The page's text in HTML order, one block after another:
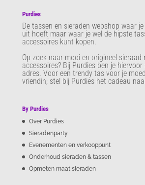
Purdies
De tassen en sieraden webshop waar
uit hoeft maar waar je wel de hipste
accessoires kunt kopen.
Op zoek naar mooi en origineel sieraad
accessoires? Bij Purdies ben je
adres. Voor een trendy tas voor je
vriendin; stel bij Purdies het cadeau
By Purdies
Over Purdies
Sieradenparty
Evenementen en verkooppunt
Onderhoud sieraden & tassen
Opmeten maat sieraden